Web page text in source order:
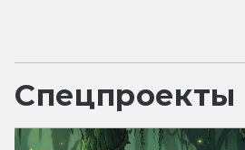
Спецпроекты